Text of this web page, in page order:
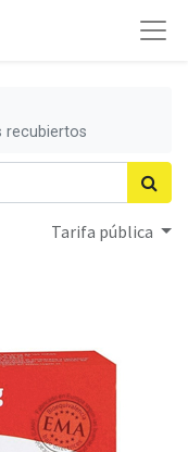
recubiertos
Tarifa pública